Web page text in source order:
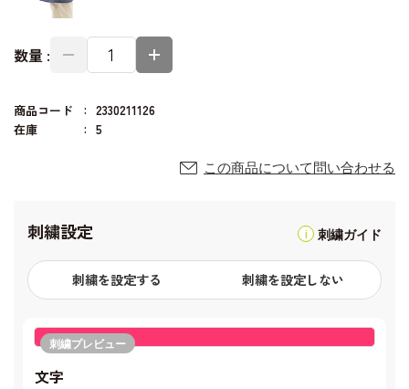
数量 :
商品コード
2330211126
在庫
5
この商品について問い合わせる
刺繍設定 刺繍ガイド
刺繍を設定する 刺繍を設定しない
刺繍プレビュー
文字